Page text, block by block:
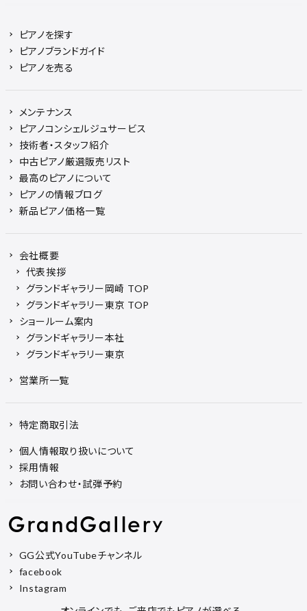
ピアノを探す
ピアノブランドガイド
ピアノを売る
メンテナンス
ピアノコンシェルジュサービス
技術者・スタッフ紹介
中古ピアノ厳選販売リスト
最高のピアノについて
ピアノの情報ブログ
新品ピアノ価格一覧
会社概要
代表挨拶
グランドギャラリー岡崎 TOP
グランドギャラリー東京 TOP
ショールーム案内
グランドギャラリー本社
グランドギャラリー東京
営業所一覧
特定商取引法
個人情報取り扱いについて
採用情報
お問い合わせ・試弾予約
GG公式YouTubeチャンネル
facebook
Instagram